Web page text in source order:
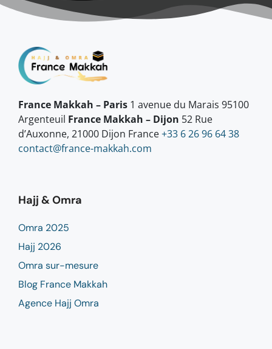
France Makkah – Paris 1 avenue du Marais 95100
Argenteuil France Makkah – Dijon 52 Rue
d’Auxonne, 21000 Dijon France+33 6 26 96 64 38
contact@france-makkah.com
Hajj & Omra
Omra 2025
Hajj 2026
Omra sur-mesure
Blog France Makkah
Agence Hajj Omra